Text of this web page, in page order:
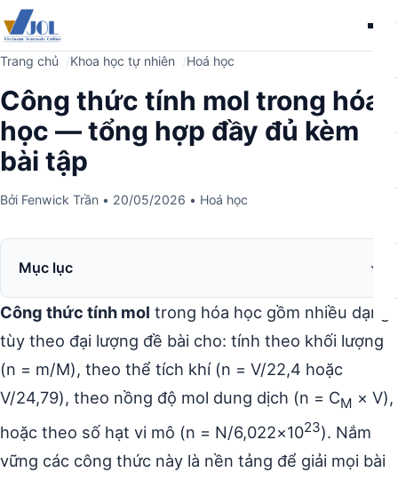
Trang chủ Khoa học tự nhiên Hoá học
Công thức tính mol trong hóa
học — tổng hợp đầy đủ kèm
bài tập
Bởi Fenwick Trần • 20/05/2026 • Hoá học
Mục lục
Công thức tính mol trong hóa học gồm nhiều dạng
tùy theo đại lượng đề bài cho: tính theo khối lượng
(n = m/M), theo thể tích khí (n = V/22,4 hoặc
V/24,79), theo nồng độ mol dung dịch (n = CM × V),
hoặc theo số hạt vi mô (n = N/6,022×1023). Nắm
vững các công thức này là nền tảng để giải mọi bài